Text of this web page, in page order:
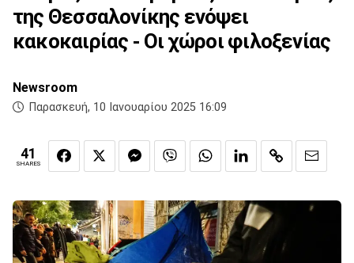
της Θεσσαλονίκης ενόψει
κακοκαιρίας - Οι χώροι φιλoξενίας
Newsroom
Παρασκευή, 10 Ιανουαρίου 2025 16:09
41
SHARES